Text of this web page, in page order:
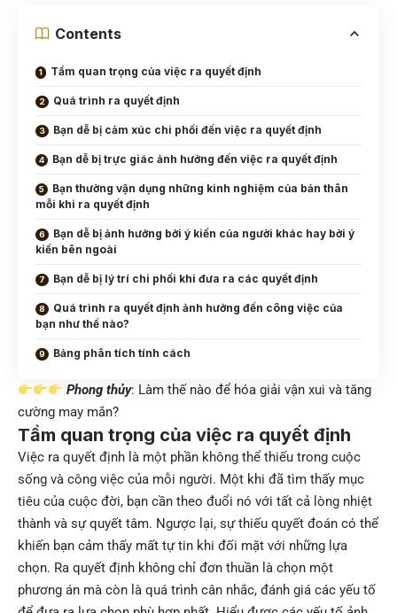
Contents
Tầm quan trọng của việc ra quyết định
Quá trình ra quyết định
Bạn dễ bị cảm xúc chi phối đến việc ra quyết định
Bạn dễ bị trực giác ảnh hưởng đến việc ra quyết định
Bạn thường vận dụng những kinh nghiệm của bản thân
mỗi khi ra quyết định
Bạn dễ bị ảnh hưởng bởi ý kiến của người khác hay bởi ý
kiến bên ngoài
Bạn dễ bị lý trí chi phối khi đưa ra các quyết định
Quá trình ra quyết định ảnh hưởng đến công việc của
bạn như thế nào?
Bảng phân tích tính cách
Phong thủy: Làm thế nào để hóa giải vận xui và tăng
cường may mắn?
Tầm quan trọng của việc ra quyết định
Việc ra quyết định là một phần không thể thiếu trong cuộc
sống và công việc của mỗi người. Một khi đã tìm thấy mục
tiêu của cuộc đời, bạn cần theo đuổi nó với tất cả lòng nhiệt
thành và sự quyết tâm. Ngược lại, sự thiếu quyết đoán có thể
khiến bạn cảm thấy mất tự tin khi đối mặt với những lựa
chọn. Ra quyết định không chỉ đơn thuần là chọn một
phương án mà còn là quá trình cân nhắc, đánh giá các yếu tố